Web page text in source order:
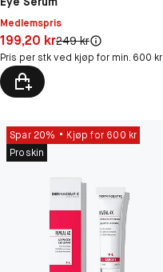
Medlemspris
Pris: 199,20 kr
199,20 krOriginal pris:
249 kr
Pris per stk ved kjøp for min. 600 kr
Spar 20%
Kjøp for 600 kr
Proskin